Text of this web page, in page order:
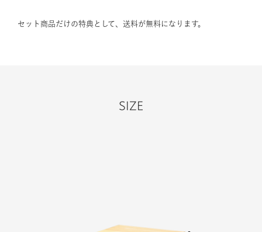
セット商品だけの特典として、送料が無料になります。
SIZE